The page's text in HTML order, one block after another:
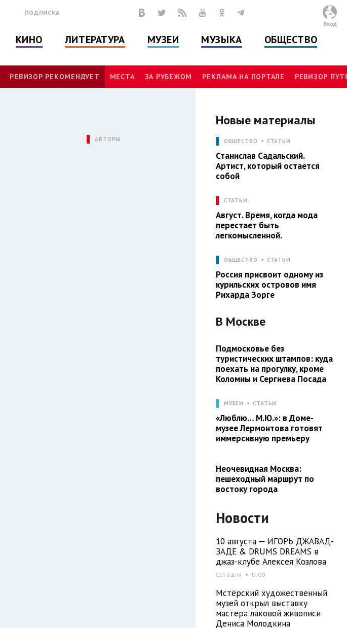
ПОДПИСКА
КИНО ЛИТЕРАТУРА МУЗЕИ МУЗЫКА ОБЩЕСТВО
Вход
РЕВИЗОР РЕКОМЕНДУЕТ МЕСТА ЗА РУБЕЖОМ РЕКЛАМА НА ПОРТАЛЕ РЕВИЗОР
АВТОРЫ
Новые материалы
ОБЩЕСТВО СТАТЬИ
Станислав Садальский.
Артист, который остается
собой
СТАТЬИ
Август. Время, когда мода
перестает быть
легкомысленной.
ОБЩЕСТВО СТАТЬИ
Россия присвоит одному из
курильских островов имя
Рихарда Зорге
В Москве
Подмосковье без
туристических штампов: куда
поехать на прогулку, кроме
Коломны и Сергиева Посада
МУЗЕИ СТАТЬИ
«Люблю… М.Ю.»: в Доме-
музее Лермонтова готовят
иммерсивную премьеру
Неочевидная Москва:
пешеходный маршрут по
востоку города
Новости
10 августа — ИГОРЬ ДЖАВАД-
ЗАДЕ & DRUMS DREAMS в
джаз-клубе Алексея Козлова
Сегодня 0:00
Мстёрский художественный
музей открыл выставку
мастера лаковой живописи
Дениса Молодкина